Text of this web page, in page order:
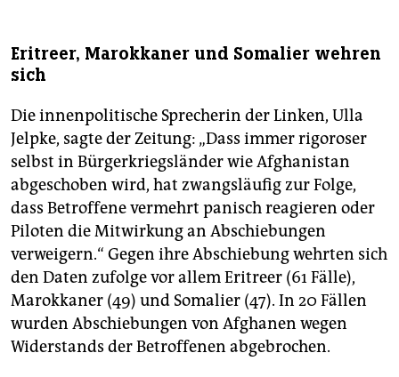
Eritreer, Marokkaner und Somalier wehren
sich
Die innenpolitische Sprecherin der Linken, Ulla
Jelpke, sagte der Zeitung: „Dass immer rigoroser
selbst in Bürgerkriegsländer wie Afghanistan
abgeschoben wird, hat zwangsläufig zur Folge,
dass Betroffene vermehrt panisch reagieren oder
Piloten die Mitwirkung an Abschiebungen
verweigern.“ Gegen ihre Abschiebung wehrten sich
den Daten zufolge vor allem Eritreer (61 Fälle),
Marokkaner (49) und Somalier (47). In 20 Fällen
wurden Abschiebungen von Afghanen wegen
Widerstands der Betroffenen abgebrochen.